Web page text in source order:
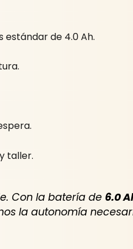
de 4.0 Ah.
taller.
Con la batería de 6.0
la autonomía